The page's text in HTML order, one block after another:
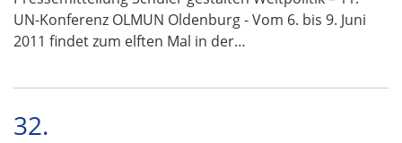
UN-Konferenz OLMUN Oldenburg - Vom 6. bis 9. Juni
2011 findet zum elften Mal in der…
32.